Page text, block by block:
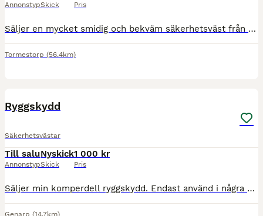
AnnonstypSkick Pris
Säljer en mycket smidig och bekväm säkerhetsväst från Hööks i storleken Child small (CS). Passar perfekt för ålder 6-9 år. Modellen har flexibla paneler och ventilerande meshtyg, vilket gör den sval o
Tormestorp (56.4km)
Ryggskydd
Säkerhetsvästar
Till salu
Annonstyp
Nyskick
Skick
1 000 kr
Pris
Säljer min komperdell ryggskydd. Endast använd i några månader. Fint skick! Väldigt skön att ha på, formar sig efter kroppen, andas. Säljes pga fel storlek.
Genarp (14.7km)